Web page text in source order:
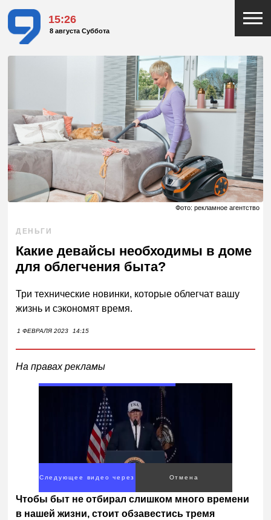
15:26
8 августа Суббота
Фото: рекламное агентство
ДЕНЬГИ
Какие девайсы необходимы в доме
для облегчения быта?
Три технические новинки, которые облегчат вашу
жизнь и сэкономят время.
1 ФЕВРАЛЯ 2023 14:15
На правах рекламы
Следующее видео через
3
Отмена
Чтобы быт не отбирал слишком много времени
в нашей жизни, стоит обзавестись тремя